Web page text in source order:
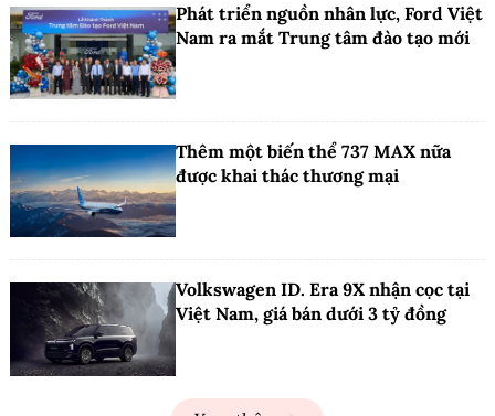
Phát triển nguồn nhân lực, Ford Việt
Nam ra mắt Trung tâm đào tạo mới
Thêm một biến thể 737 MAX nữa
được khai thác thương mại
Volkswagen ID. Era 9X nhận cọc tại
Việt Nam, giá bán dưới 3 tỷ đồng